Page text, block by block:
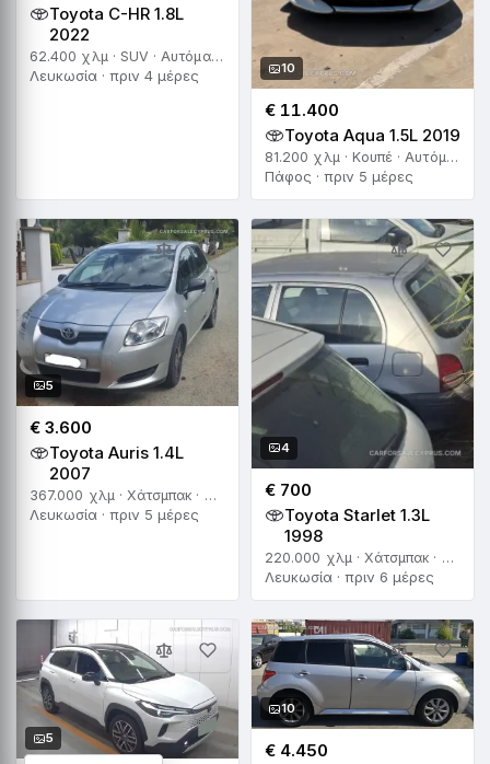
Toyota C-HR 1.8L
2022
62.400 χλμ · SUV · Αυτόματο
Λευκωσία · πριν 4 μέρες 10
€ 11.400
Toyota Aqua 1.5L 2019
81.200 χλμ · Κουπέ · Αυτόματο
Πάφος · πριν 5 μέρες
5
€ 3.600
Toyota Auris 1.4L
2007
367.000 χλμ · Χάτσμπακ · Χειροκίνητο
Λευκωσία · πριν 5 μέρες
4
€ 700
Toyota Starlet 1.3L
1998
220.000 χλμ · Χάτσμπακ · Αυτόματο
Λευκωσία · πριν 6 μέρες
5
10
€ 4.450